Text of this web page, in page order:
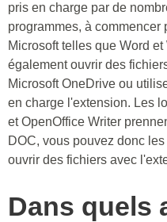
pris en charge par de
programmes, à
Microsoft telles que Word
également ouvrir des
Microsoft OneDrive ou
en charge l'extension. Les
et OpenOffice Writer
DOC, vous pouvez donc
ouvrir des fichiers avec
Dans quels